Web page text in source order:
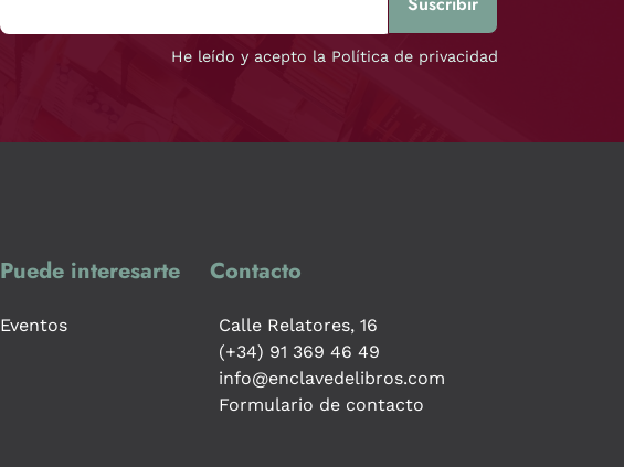
He leído y acepto la Política de privacidad
Puede interesarte
Eventos
Contacto
Calle Relatores, 16
(+34) 91 369 46 49
info@enclavedelibros.com
Formulario de contacto